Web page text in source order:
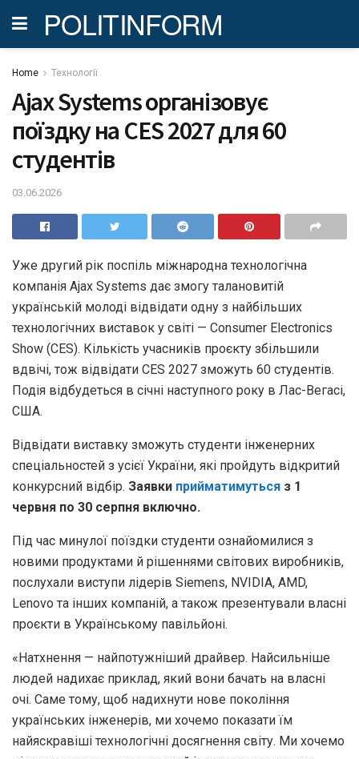
POLITINFORM
Home Технології
Ajax Systems організовує
поїздку на CES 2027 для 60
студентів
03.06.2026
Уже другий рік поспіль міжнародна технологічна
компанія Ajax Systems дає змогу талановитій
українській молоді відвідати одну з найбільших
технологічних виставок у світі — Consumer Electronics
Show (CES). Кількість учасників проєкту збільшили
вдвічі, тож відвідати CES 2027 зможуть 60 студентів.
Подія відбудеться в січні наступного року в Лас-Вегасі,
США.
Відвідати виставку зможуть студенти інженерних
спеціальностей з усієї України, які пройдуть відкритий
конкурсний відбір. Заявки прийматимуться з 1
червня по 30 серпня включно.
Під час минулої поїздки студенти ознайомилися з
новими продуктами й рішеннями світових виробників,
послухали виступи лідерів Siemens, NVIDIA, AMD,
Lenovo та інших компаній, а також презентували власні
проєкти в Українському павільйоні.
«Натхнення — найпотужніший драйвер. Найсильніше
людей надихає приклад, який вони бачать на власні
очі. Саме тому, щоб надихнути нове покоління
українських інженерів, ми хочемо показати їм
найяскравіші технологічні досягнення світу. Ми хочемо